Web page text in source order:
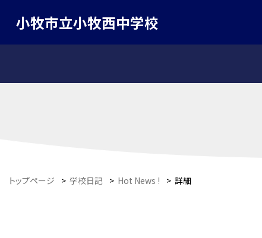
小牧市立小牧西中学校
トップページ > 学校日記 > Hot News ! > 詳細